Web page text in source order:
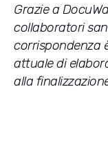
Grazie a
collaboratori
corrispondenza
attuale di
alla